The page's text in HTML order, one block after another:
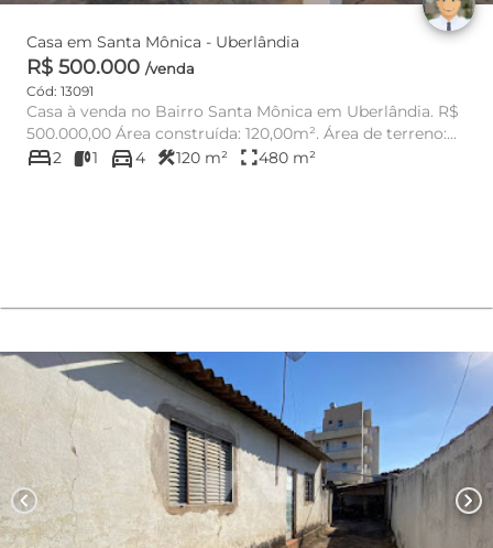
Casa em Santa Mônica - Uberlândia
R$ 500.000 /venda
Cód: 13091
Casa à venda no Bairro Santa Mônica em Uberlândia. R$
500.000,00 Área construída: 120,00m². Área de terreno:
480,0...
bed2 1 directions_car4 construction120 m² fullscreen480 m²
chevron_left chevron_right